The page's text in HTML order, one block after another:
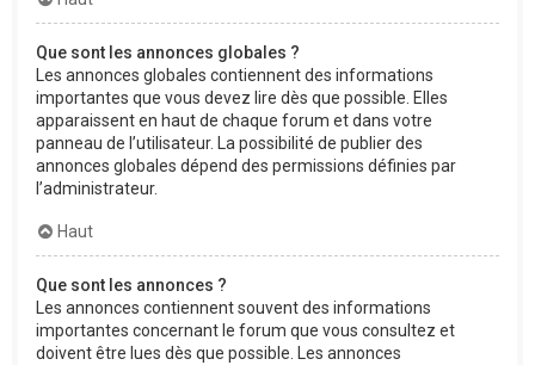
Que sont les annonces globales ?
Les annonces globales contiennent des informations
importantes que vous devez lire dès que possible. Elles
apparaissent en haut de chaque forum et dans votre
panneau de l’utilisateur. La possibilité de publier des
annonces globales dépend des permissions définies par
l’administrateur.
Haut
Que sont les annonces ?
Les annonces contiennent souvent des informations
importantes concernant le forum que vous consultez et
doivent être lues dès que possible. Les annonces